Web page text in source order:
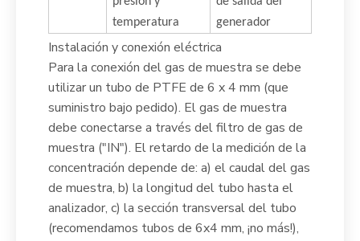
temperatura
generador
Instalación y conexión eléctrica
Para la conexión del gas de muestra se debe
utilizar un tubo de PTFE de 6 x 4 mm (que
suministro bajo pedido). El gas de muestra
debe conectarse a través del filtro de gas de
muestra ("IN"). El retardo de la medición de la
concentración depende de: a) el caudal del gas
de muestra, b) la longitud del tubo hasta el
analizador, c) la sección transversal del tubo
(recomendamos tubos de 6x4 mm, ¡no más!),